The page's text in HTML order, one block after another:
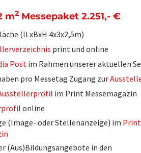
m2Messepaket 2.251,- €
(lLxBxH 4x3x2,5m)
print und online
Postim Rahmen unserer aktuellen
pro Messetag Zugang zur
im Print Messemagazin
l online
(Image- oder Stellenanzeige) im Print
(Aus)Bildungsangebote in den